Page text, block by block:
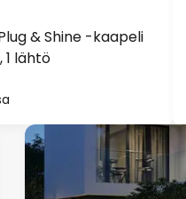
& Shine -kaapeli
1 lähtö